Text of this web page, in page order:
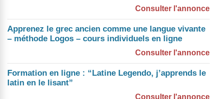
Consulter l'annonce
Apprenez le grec ancien comme une langue vivante
– méthode Logos – cours individuels en ligne
Consulter l'annonce
Formation en ligne : “Latine Legendo, j’apprends le
latin en le lisant”
Consulter l'annonce